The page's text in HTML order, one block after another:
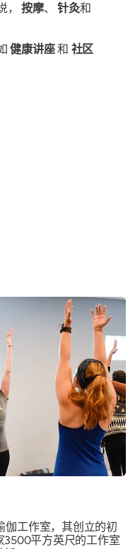
，按摩、针灸和
健康讲座和 社区
伽工作室，其创立的初
3500平方英尺的工作室